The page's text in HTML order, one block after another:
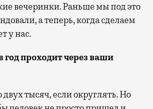
вечеринки. Раньше мы под это
а теперь, когда сделаем
у нас.
год проходит через ваши
тысяч, если округлять.Но